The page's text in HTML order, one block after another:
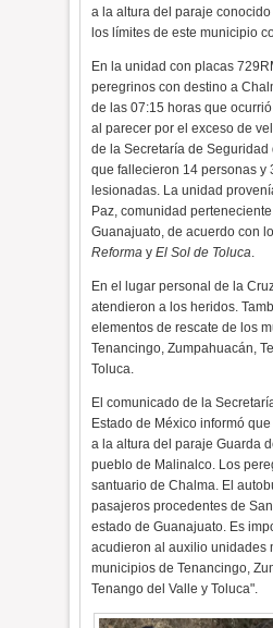
a la altura del paraje
los límites de este municipio
En la unidad con placas
peregrinos con destino a
de las 07:15 horas que
al parecer por el exceso de
de la Secretaría de
que fallecieron 14 personas y
lesionadas. La unidad
Paz, comunidad
Guanajuato, de acuerdo con
Reforma yEl Sol de Toluca.
En el lugar personal de la
atendieron a los heridos.
elementos de rescate de los
Tenancingo, Zumpahuacán,
Toluca.
El comunicado de la
Estado de México informó
a la altura del paraje Guarda
pueblo de Malinalco. Los
santuario de Chalma. El
pasajeros procedentes de
estado de Guanajuato. Es
acudieron al auxilio unidades
municipios de Tenancingo,
Tenango del Valle y Toluca".